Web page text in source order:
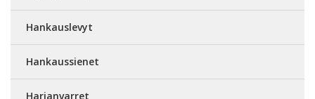
Hankauslevyt
Hankaussienet
Harjanvarret